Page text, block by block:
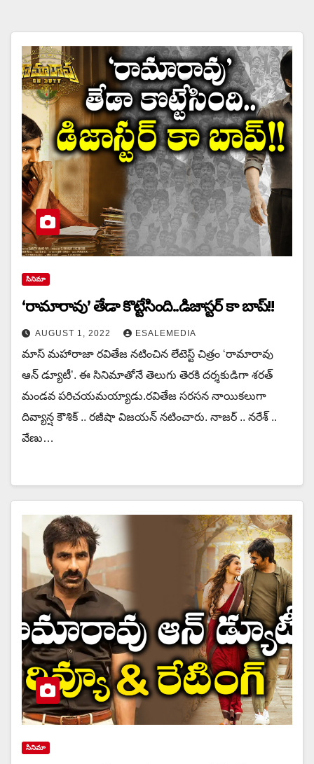
సినిమా
‘రామారావు’ తేడా కొట్టేసింది..డిజాస్టర్ కా బాప్!!
AUGUST 1, 2022 ESALEMEDIA
మాస్ మహారాజా రవితేజ నటించిన లేటెస్ట్ చిత్రం ‘రామారావు
ఆన్ డ్యూటీ’. ఈ సినిమాతోనే తెలుగు తెరకి దర్శకుడిగా శరత్
మండవ పరిచయమయ్యాడు.రవితేజ సరసన నాయికలుగా
దివ్యాన్ష కౌశిక్ .. రజీషా విజయన్ నటించారు. నాజర్ .. నరేశ్ ..
వేణు…
సినిమా